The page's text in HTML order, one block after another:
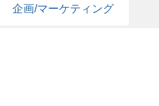
企画/マーケティング